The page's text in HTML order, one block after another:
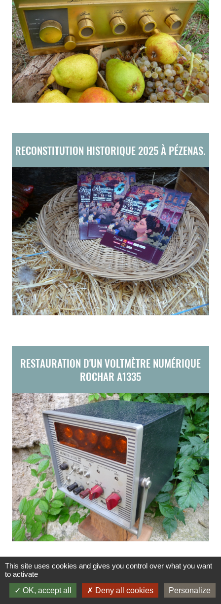
RECONSTITUTION HISTORIQUE 2025 À PÉZENAS.
RESTAURATION D'UN VOLTMÈTRE NUMÉRIQUE
ROCHAR A1335
QUELQUES TUBES ÉLECTRONIQUES ANCIENS AU
This site uses cookies and gives you control over what you want
to activate
OK, accept all
Deny all cookies Personalize